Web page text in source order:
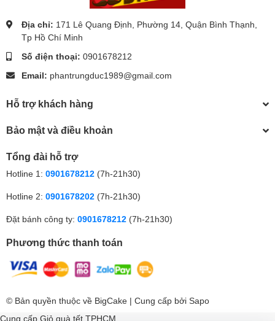
Địa chỉ: 171 Lê Quang Định, Phường 14, Quận Bình Thạnh,
Tp Hồ Chí Minh
Số điện thoại: 0901678212
Email: phantrungduc1989@gmail.com
Hỗ trợ khách hàng
Bảo mật và điều khoản
Tổng đài hỗ trợ
Hotline 1: 0901678212 (7h-21h30)
Hotline 2: 0901678202 (7h-21h30)
Đặt bánh công ty: 0901678212 (7h-21h30)
Phương thức thanh toán
© Bản quyền thuộc về BigCake | Cung cấp bởi Sapo
Cung cấp Giỏ quà tết TPHCM